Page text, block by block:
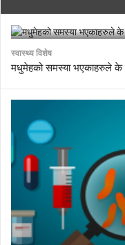
स्वास्थ्य विशेष
मधुमेहको समस्या भएकाहरुले के